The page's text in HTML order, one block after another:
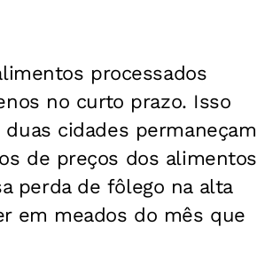
processados
no curto prazo. Isso
cidades permaneçam
de preços dos alimentos
perda de fôlego na alta
em meados do mês que